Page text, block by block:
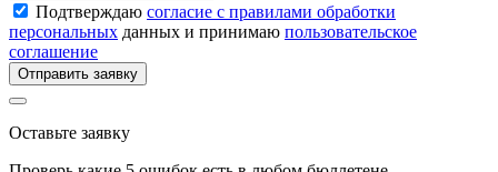
Подтверждаю согласие с правилами обработки
персональных данных и принимаю пользовательское
соглашение
Отправить заявку
Оставьте заявку